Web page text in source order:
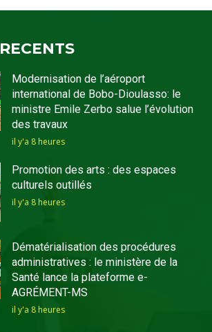
Modernisation de l’aéroport
international de Bobo-Dioulasso: le
ministre Emile Zerbo salue l’évolution
des travaux
il y'a 8 heures
Promotion des arts : des espaces
culturels outillés
il y'a 8 heures
Dématérialisation des procédures
administratives : le ministère de la
Santé lance la plateforme e-
AGRÉMENT-MS
il y'a 8 heures